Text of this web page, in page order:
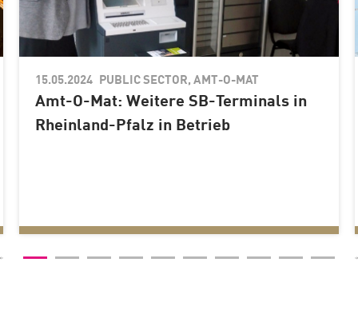
15.05.2024